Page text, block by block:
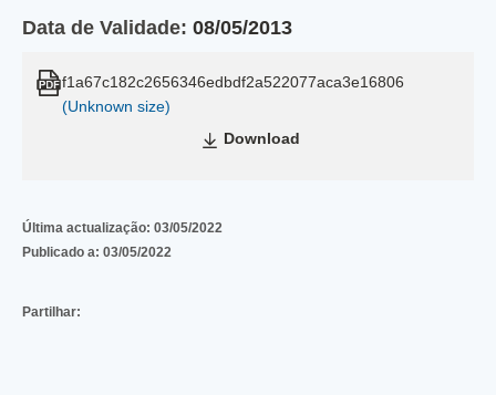
Data de Validade: 08/05/2013
f1a67c182c2656346edbdf2a522077aca3e16806
(Unknown size)
Download
Última actualização: 03/05/2022
Publicado a: 03/05/2022
Partilhar: